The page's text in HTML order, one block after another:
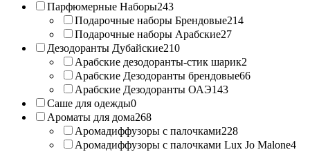
Парфюмерные Наборы243
Подарочные наборы Брендовые214
Подарочные наборы Арабские27
Дезодоранты Дубайские210
Арабские дезодоранты-стик шарик2
Арабские Дезодоранты брендовые66
Арабские Дезодоранты ОАЭ143
Саше для одежды0
Ароматы для дома268
Аромадиффузоры с палочками228
Аромадиффузоры с палочками Lux Jo Malone4